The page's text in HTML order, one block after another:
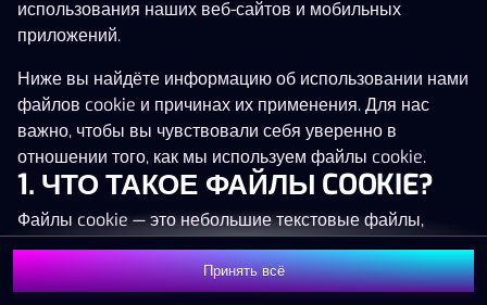
использования наших веб-сайтов и мобильных
приложений.
Ниже вы найдёте информацию об использовании нами
файлов cookie и причинах их применения. Для нас
важно, чтобы вы чувствовали себя уверенно в
отношении того, как мы используем файлы cookie.
1. ЧТО ТАКОЕ ФАЙЛЫ COOKIE?
Файлы cookie — это небольшие текстовые файлы,
которые сохраняются на вашем устройстве (например,
на компьютере, мобильном телефоне или планшете)
при посещении наших веб-сайтов. Размещение
Принять всё